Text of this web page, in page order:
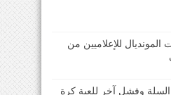
للإعلاميين من
السلة وفشل آخر للعبة كرة